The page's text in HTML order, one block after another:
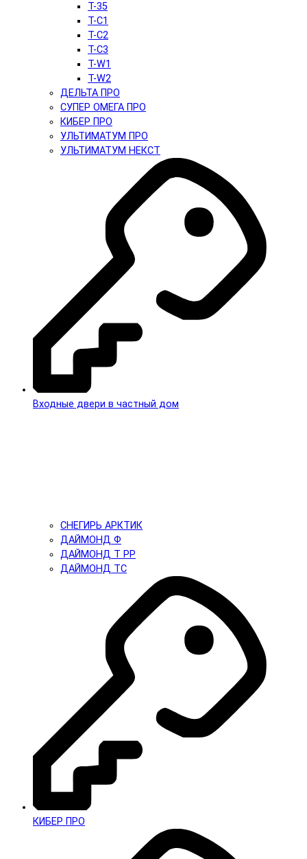
T-35
T-C1
T-C2
T-C3
T-W1
T-W2
ДЕЛЬТА ПРО
СУПЕР ОМЕГА ПРО
КИБЕР ПРО
УЛЬТИМАТУМ ПРО
УЛЬТИМАТУМ НЕКСТ
Входные двери в частный дом
СНЕГИРЬ АРКТИК
ДАЙМОНД Ф
ДАЙМОНД Т PP
ДАЙМОНД ТС
КИБЕР ПРО